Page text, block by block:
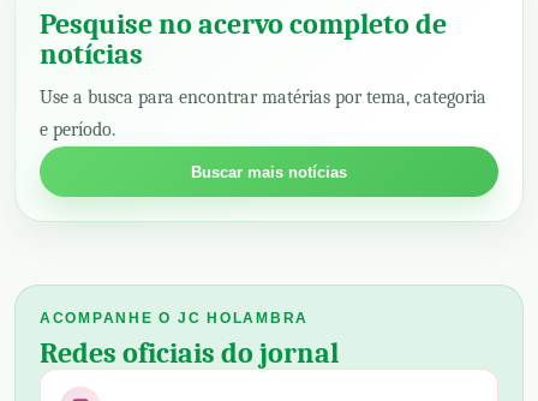
Pesquise no acervo completo de
notícias
Use a busca para encontrar matérias por tema, categoria
e período.
Buscar mais notícias
ACOMPANHE O JC HOLAMBRA
Redes oficiais do jornal